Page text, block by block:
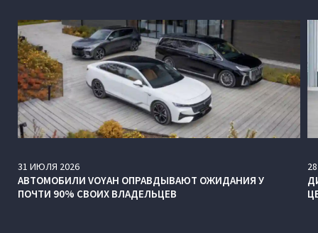
31 ИЮЛЯ 2026
АВТОМОБИЛИ VOYAH ОПРАВДЫВАЮТ ОЖИДАНИЯ У
ПОЧТИ 90% СВОИХ ВЛАДЕЛЬЦЕВ
28